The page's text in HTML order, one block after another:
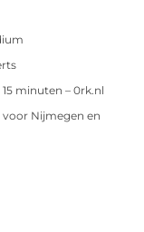
minuten – 0rk.nl
voor Nijmegen en